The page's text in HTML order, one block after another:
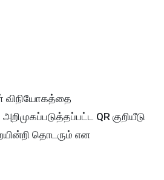
விநியோகத்தை
QR குறியீடு
தொடரும் என